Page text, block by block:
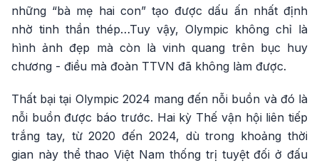
những “bà mẹ hai con” tạo được dấu ấn nhất định
nhờ tinh thần thép…Tuy vậy, Olympic không chỉ là
hình ảnh đẹp mà còn là vinh quang trên bục huy
chương - điều mà đoàn TTVN đã không làm được.
Thất bại tại Olympic 2024 mang đến nỗi buồn và đó là
nỗi buồn được báo trước. Hai kỳ Thế vận hội liên tiếp
trắng tay, từ 2020 đến 2024, dù trong khoảng thời
gian này thể thao Việt Nam thống trị tuyệt đối ở đấu